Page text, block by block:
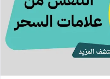
هل ضيق التنفس من علامات السحر؟